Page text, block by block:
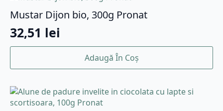
Mustar Dijon bio, 300g Pronat
32,51 lei
Adaugă În Coș